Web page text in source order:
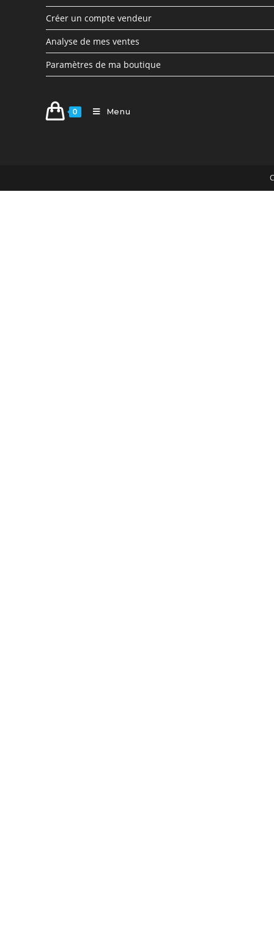
Créer un compte vendeur
Analyse de mes ventes
Paramètres de ma boutique
0 Menu